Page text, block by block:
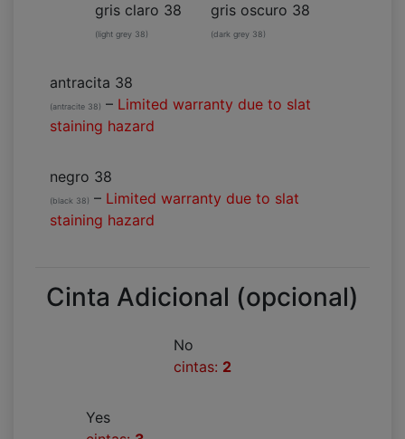
gris claro 38
(light grey 38)
gris oscuro 38
(dark grey 38)
antracita 38
(antracite 38) – Limited warranty due to slat
staining hazard
negro 38
(black 38) – Limited warranty due to slat
staining hazard
Cinta Adicional (opcional)
No
cintas: 2
Yes